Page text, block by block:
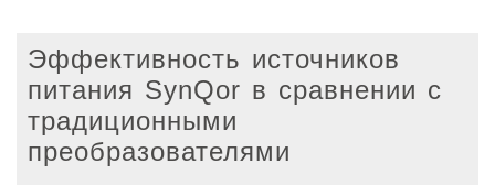
Эффективность источников
питания SynQor в сравнении с
традиционными
преобразователями